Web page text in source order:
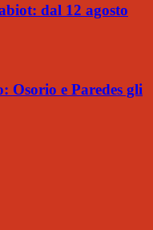
dal 12 agosto
Osorio e Paredes gli